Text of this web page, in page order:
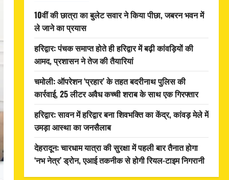
10वीं की छात्रा का बुलेट सवार ने किया पीछा, जबरन भवन में
ले जाने का प्रयास
हरिद्वार: पंचक समाप्त होते ही हरिद्वार में बढ़ी कांवड़ियों की
आमद, प्रशासन ने तेज की तैयारियां
चमोली: ऑपरेशन ‘प्रहार’ के तहत बदरीनाथ पुलिस की
कार्रवाई, 25 लीटर अवैध कच्ची शराब के साथ एक गिरफ्तार
हरिद्वार: सावन में हरिद्वार बना शिवभक्ति का केंद्र, कांवड़ मेले में
उमड़ा आस्था का जनसैलाब
देहरादून: चारधाम यात्रा की सुरक्षा में पहली बार तैनात होगा
‘नभ नेत्र’ ड्रोन, एआई तकनीक से होगी रियल-टाइम निगरानी